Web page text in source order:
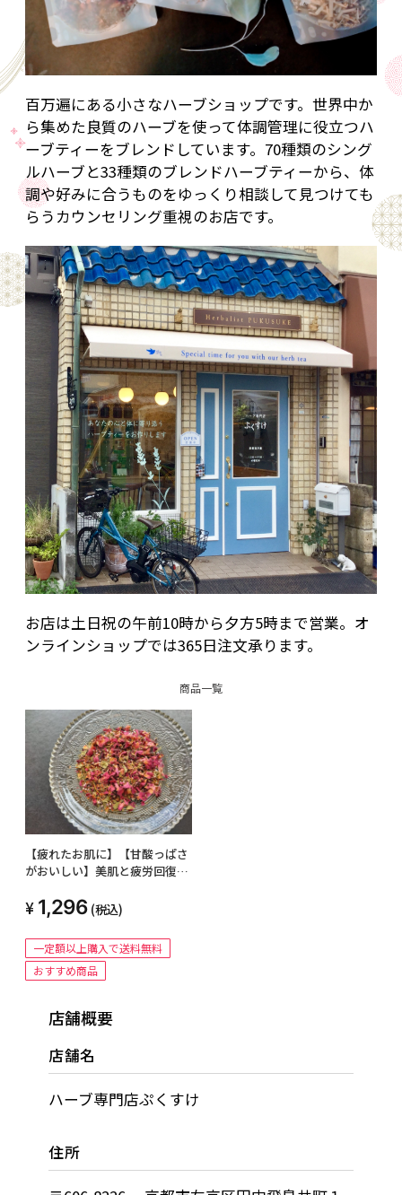
百万遍にある小さなハーブショップです。世界中か
ら集めた良質のハーブを使って体調管理に役立つハ
ーブティーをブレンドしています。70種類のシング
ルハーブと33種類のブレンドハーブティーから、体
調や好みに合うものをゆっくり相談して見つけても
らうカウンセリング重視のお店です。
お店は土日祝の午前10時から夕方5時まで営業。オ
ンラインショップでは365日注文承ります。
商品一覧
【疲れたお肌に】【甘酸っぱさ
がおいしい】美肌と疲労回復
1,296 (税込)
一定額以上購入で送料無料
おすすめ商品
店舗概要
店舗名
ハーブ専門店ぷくすけ
住所